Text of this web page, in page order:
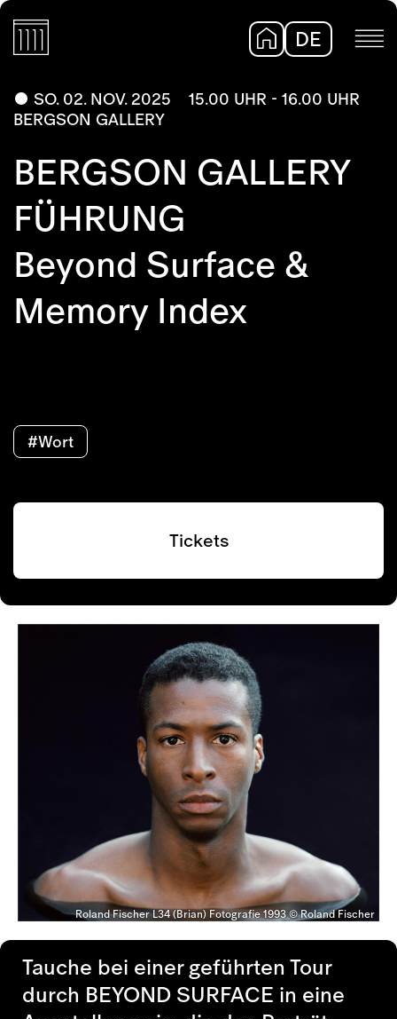
DE
SO. 02. NOV. 2025
15.00 UHR - 16.00 UHR
BERGSON GALLERY
BERGSON GALLERY
FÜHRUNG
Beyond Surface &
Memory Index
#Wort
Tickets
Roland Fischer L34 (Brian) Fotografie 1993 © Roland Fischer
Tauche bei einer geführten Tour
durch BEYOND SURFACE in eine